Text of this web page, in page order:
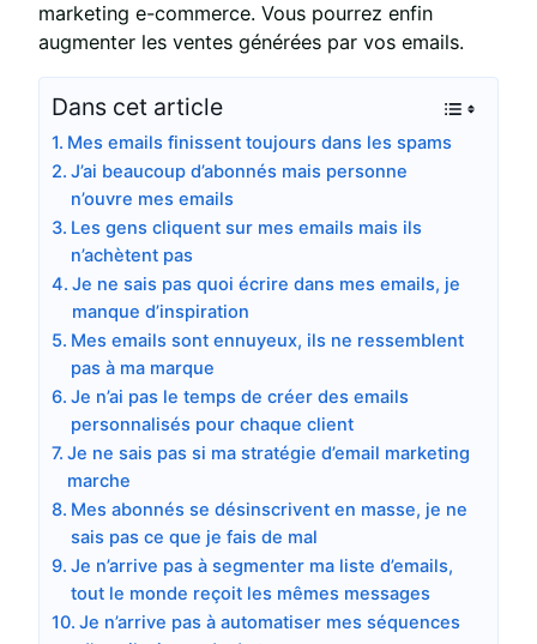
marketing e-commerce. Vous pourrez enfin
augmenter les ventes générées par vos emails.
Dans cet article
Mes emails finissent toujours dans les spams
J’ai beaucoup d’abonnés mais personne
n’ouvre mes emails
Les gens cliquent sur mes emails mais ils
n’achètent pas
Je ne sais pas quoi écrire dans mes emails, je
manque d’inspiration
Mes emails sont ennuyeux, ils ne ressemblent
pas à ma marque
Je n’ai pas le temps de créer des emails
personnalisés pour chaque client
Je ne sais pas si ma stratégie d’email marketing
marche
Mes abonnés se désinscrivent en masse, je ne
sais pas ce que je fais de mal
Je n’arrive pas à segmenter ma liste d’emails,
tout le monde reçoit les mêmes messages
Je n’arrive pas à automatiser mes séquences